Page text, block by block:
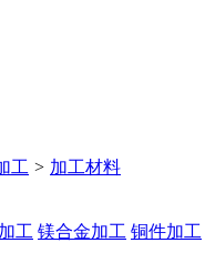
工 > 加工材料
工 镁合金加工 铜件加工